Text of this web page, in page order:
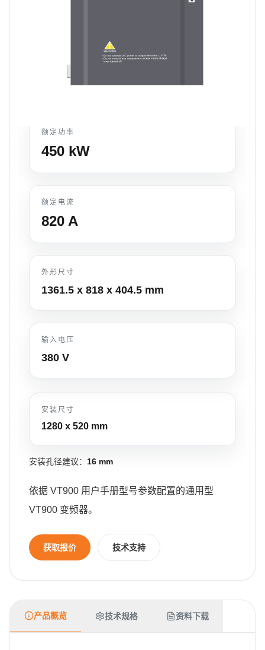
额定功率
450 kW
额定电流
820 A
外形尺寸
1361.5 x 818 x 404.5 mm
输入电压
380 V
安装尺寸
1280 x 520 mm
安装孔径建议： 16 mm
依据 VT900 用户手册型号参数配置的通用型
VT900 变频器。
获取报价 技术支持
产品概览 技术规格 资料下载